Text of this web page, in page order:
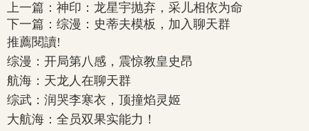
上一篇： 神印：龙星宇抛弃，采儿相依为命
下一篇： 综漫：史蒂夫模板，加入聊天群
推薦閱讀!
综漫：开局第八感，震惊教皇史昂
航海：天龙人在聊天群
综武：润哭李寒衣，顶撞焰灵姬
大航海：全员双果实能力！